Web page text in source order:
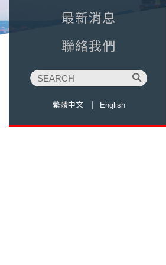
最新消息
聯絡我們
繁體中文 English